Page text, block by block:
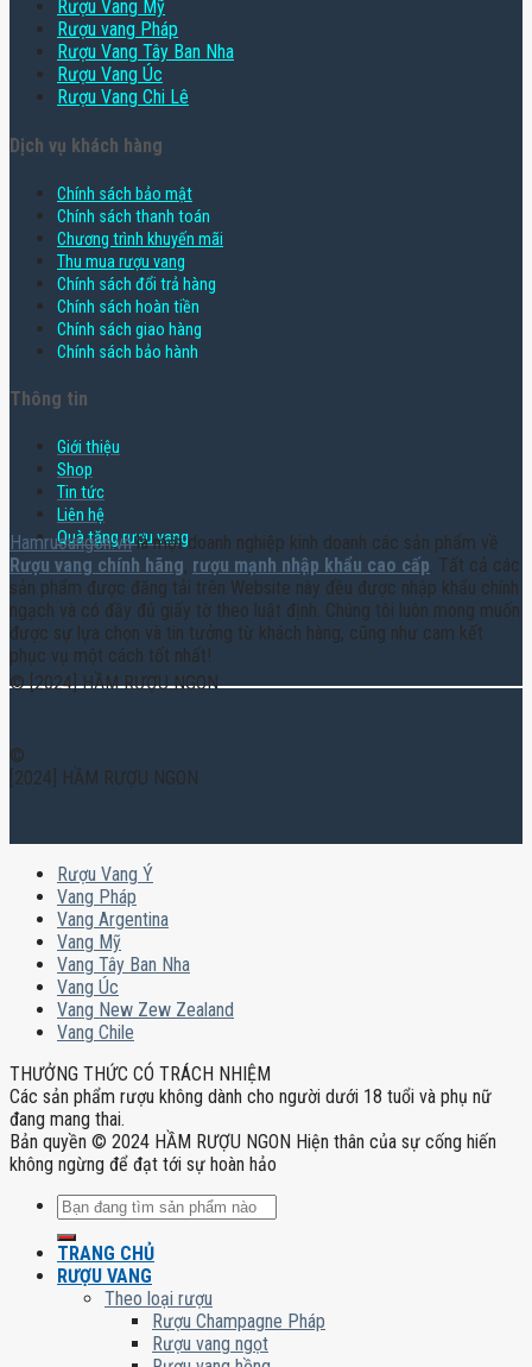
Rượu Vang Mỹ
Rượu vang Pháp
Rượu Vang Tây Ban Nha
Rượu Vang Úc
Rượu Vang Chi Lê
Dịch vụ khách hàng
Chính sách bảo mật
Chính sách thanh toán
Chương trình khuyến mãi
Thu mua rượu vang
Chính sách đổi trả hàng
Chính sách hoàn tiền
Chính sách giao hàng
Chính sách bảo hành
Thông tin
Giới thiệu
Shop
Tin tức
Liên hệ
Quà tặng rượu vang
Hamruoungon.vnlà một doanh nghiệp kinh doanh các sản phẩm về
Rượu vang chính hãng, rượu mạnh nhập khẩu cao cấp. Tất cả các
sản phẩm được đăng tải trên Website này đều được nhập khẩu chính
ngạch và có đầy đủ giấy tờ theo luật định. Chúng tôi luôn mong muốn
được sự lựa chọn và tin tưởng từ khách hàng, cũng như cam kết
phục vụ một cách tốt nhất!
© [2024] HẦM RƯỢU NGON
©
[2024] HẦM RƯỢU NGON
Rượu Vang Ý
Vang Pháp
Vang Argentina
Vang Mỹ
Vang Tây Ban Nha
Vang Úc
Vang New Zew Zealand
Vang Chile
THƯỞNG THỨC CÓ TRÁCH NHIỆM
Các sản phẩm rượu không dành cho người dưới 18 tuổi và phụ nữ
đang mang thai.
Bản quyền © 2024 HẦM RƯỢU NGON Hiện thân của sự cống hiến
không ngừng để đạt tới sự hoàn hảo
Tìm
TRANG CHỦ
RƯỢU VANG
Theo loại rượu
Rượu Champagne Pháp
Rượu vang ngọt